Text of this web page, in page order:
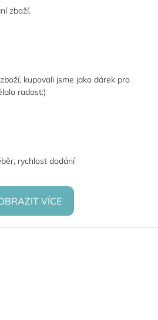
zboží.
kupovali jsme jako dárek pro
radost:)
rychlost dodání
VÍCE